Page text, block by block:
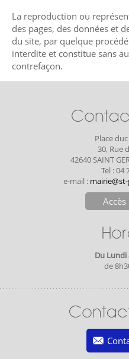
La reproduction ou
des pages, des données et
du site, par quelque
interdite et constitue sans
contrefaçon.
Place
30, Rue
42640 SAINT
Tel : 04
e-mail :
Du Lundi
de